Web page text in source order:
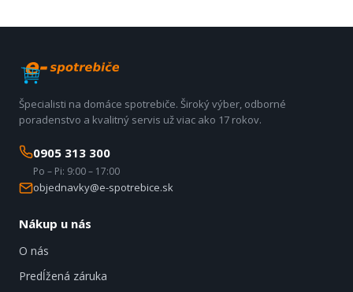
Špecialisti na domáce spotrebiče. Široký výber, odborné
poradenstvo a kvalitný servis už viac ako 17 rokov.
0905 313 300
Po – Pi: 9:00 – 17:00
objednavky@e-spotrebice.sk
Nákup u nás
O nás
Predĺžená záruka